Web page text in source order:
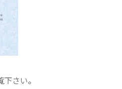
さい。